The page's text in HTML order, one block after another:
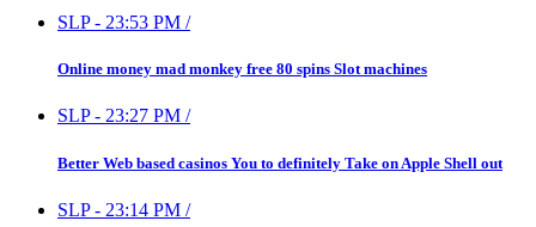
SLP- 23:53 PM /
Online money mad monkey free 80 spins Slot machines
SLP- 23:27 PM /
Better Web based casinos You to definitely Take on Apple Shell out
SLP- 23:14 PM /